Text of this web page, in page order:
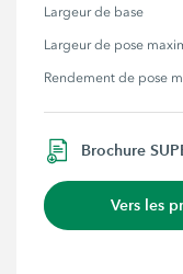
Largeur de base
Largeur de pose
Rendement de pose
Brochure
Vers les